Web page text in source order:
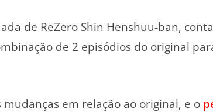
de ReZero Shin Henshuu-ban,
de 2 episódios do original
em relação ao original, e o